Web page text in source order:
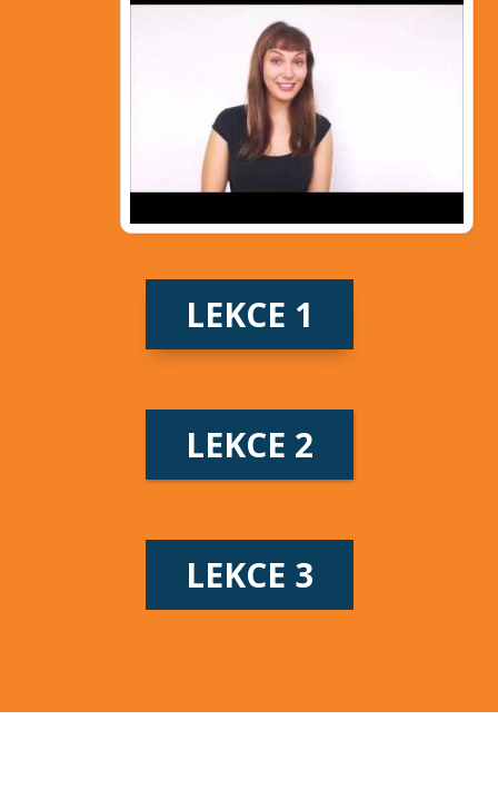
LEKCE 1
LEKCE 2
LEKCE 3